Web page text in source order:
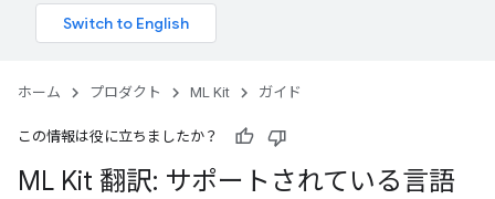
ホーム プロダクト ML Kit ガイド
この情報は役に立ちましたか？
ML Kit 翻訳: サポートされている言語